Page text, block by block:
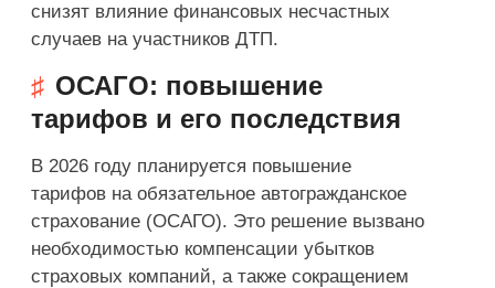
снизят влияние финансовых несчастных
случаев на участников ДТП.
ОСАГО: повышение
тарифов и его последствия
В 2026 году планируется повышение
тарифов на обязательное автогражданское
страхование (ОСАГО). Это решение вызвано
необходимостью компенсации убытков
страховых компаний, а также сокращением